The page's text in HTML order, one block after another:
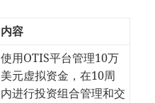
内容
使用OTIS平台管理10万
美元虚拟资金，在10周
内进行投资组合管理和交